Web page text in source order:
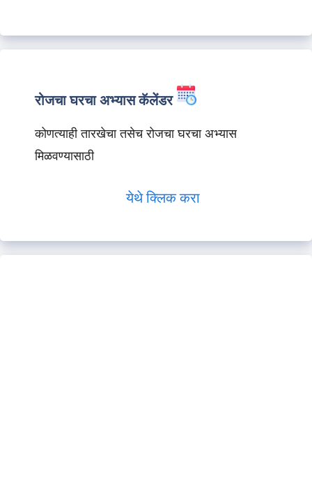
रोजचा घरचा अभ्यास कॅलेंडर
कोणत्याही तारखेचा तसेच रोजचा घरचा अभ्यास
मिळवण्यासाठी
येथे क्लिक करा